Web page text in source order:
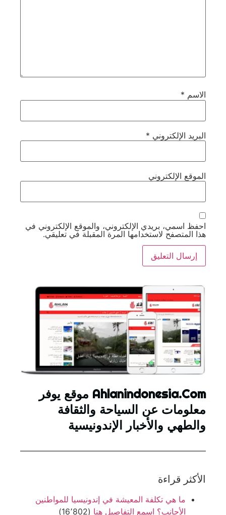
الاسم *
البريد الإلكتروني *
الموقع الإلكتروني
احفظ اسمي، بريدي الإلكتروني، والموقع الإلكتروني في
هذا المتصفح لاستخدامها المرة المقبلة في تعليقي.
Ahlanindonesia.Com موقع يوفر
معلومات عن السياحة والثقافة
والطهي والأخبار الإندونيسية
الأكثر قراءة
ما هي تكلفة المعيشة في إندونيسيا للمواطنين
الأجانب؟ اسمعِ التفاصيل هنا (16٬802)